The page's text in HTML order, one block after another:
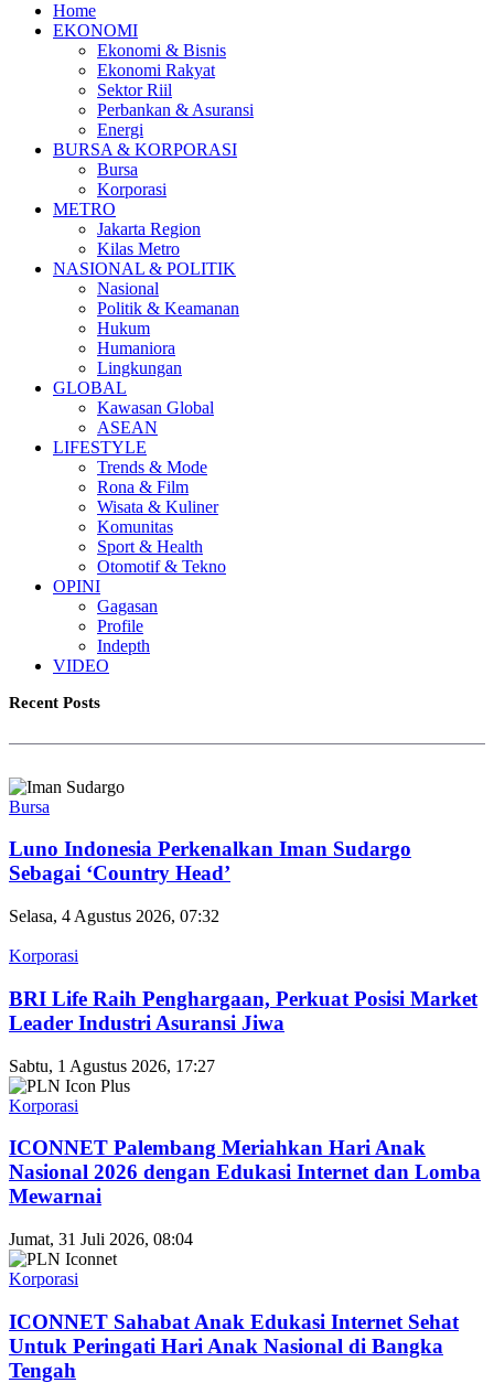
Home
EKONOMI
Ekonomi & Bisnis
Ekonomi Rakyat
Sektor Riil
Perbankan & Asuransi
Energi
BURSA & KORPORASI
Bursa
Korporasi
METRO
Jakarta Region
Kilas Metro
NASIONAL & POLITIK
Nasional
Politik & Keamanan
Hukum
Humaniora
Lingkungan
GLOBAL
Kawasan Global
ASEAN
LIFESTYLE
Trends & Mode
Rona & Film
Wisata & Kuliner
Komunitas
Sport & Health
Otomotif & Tekno
OPINI
Gagasan
Profile
Indepth
VIDEO
Recent Posts
Bursa
Luno Indonesia Perkenalkan Iman Sudargo
Sebagai ‘Country Head’
Selasa, 4 Agustus 2026, 07:32
Korporasi
BRI Life Raih Penghargaan, Perkuat Posisi Market
Leader Industri Asuransi Jiwa
Sabtu, 1 Agustus 2026, 17:27
Korporasi
ICONNET Palembang Meriahkan Hari Anak
Nasional 2026 dengan Edukasi Internet dan Lomba
Mewarnai
Jumat, 31 Juli 2026, 08:04
Korporasi
ICONNET Sahabat Anak Edukasi Internet Sehat
Untuk Peringati Hari Anak Nasional di Bangka
Tengah